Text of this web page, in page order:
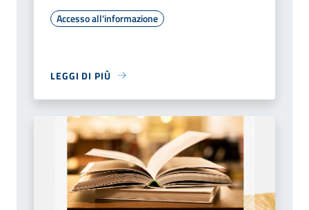
Accesso all'informazione
LEGGI DI PIÙ